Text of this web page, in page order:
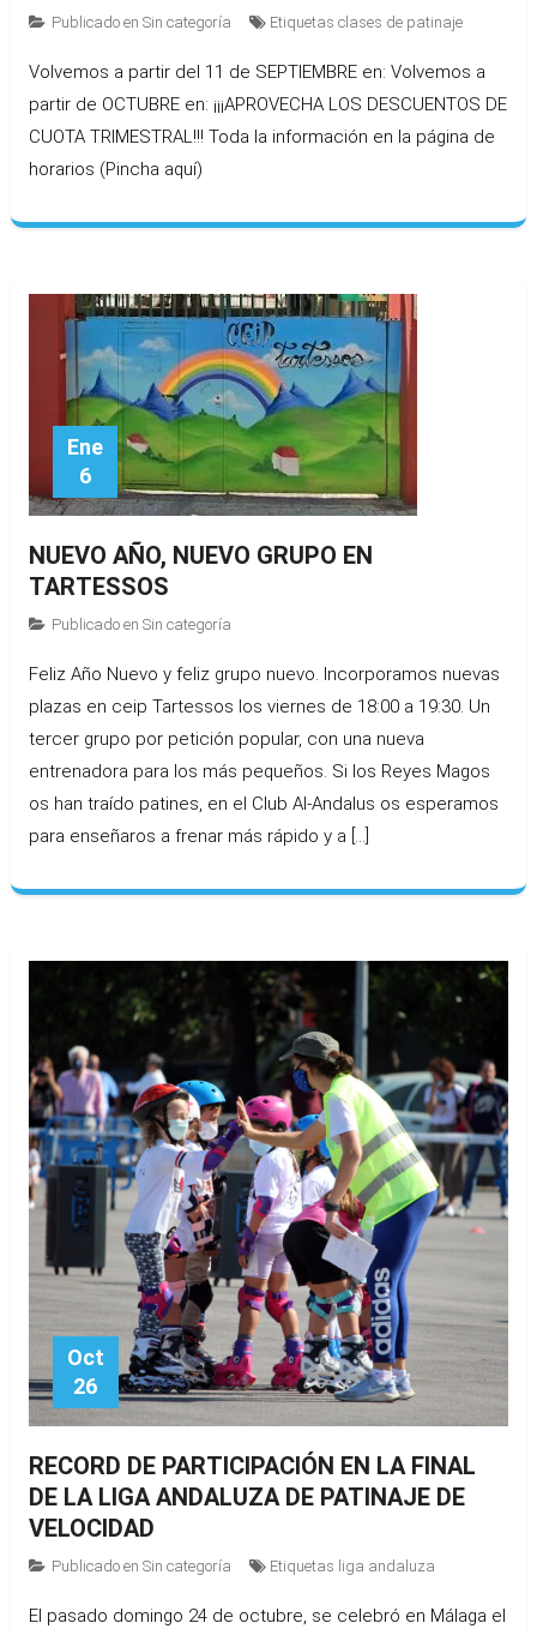
Publicado en Sin categoría Etiquetas clases de patinaje
Volvemos a partir del 11 de SEPTIEMBRE en: Volvemos a
partir de OCTUBRE en: ¡¡¡APROVECHA LOS DESCUENTOS DE
CUOTA TRIMESTRAL!!! Toda la información en la página de
horarios (Pincha aquí)
Ene
6
NUEVO AÑO, NUEVO GRUPO EN
TARTESSOS
Publicado en Sin categoría
Feliz Año Nuevo y feliz grupo nuevo. Incorporamos nuevas
plazas en ceip Tartessos los viernes de 18:00 a 19:30. Un
tercer grupo por petición popular, con una nueva
entrenadora para los más pequeños. Si los Reyes Magos
os han traído patines, en el Club Al-Andalus os esperamos
para enseñaros a frenar más rápido y a […]
Oct
26
RECORD DE PARTICIPACIÓN EN LA FINAL
DE LA LIGA ANDALUZA DE PATINAJE DE
VELOCIDAD
Publicado en Sin categoría Etiquetas liga andaluza
El pasado domingo 24 de octubre, se celebró en Málaga el